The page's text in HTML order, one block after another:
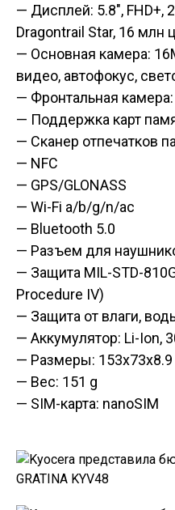
— Дисплей: 5.8″, FHD+,
Dragontrail Star, 16 млн
— Основная камера:
видео, автофокус,
— Фронтальная камера:
— Поддержка карт
— Сканер отпечатков
— NFC
— GPS/GLONASS
— Wi-Fi a/b/g/n/ac
— Bluetooth 5.0
— Разъем для
— Защита MIL-STD-
Procedure IV)
— Защита от влаги,
— Аккумулятор: Li-Ion,
— Размеры:
— Вес: 151 g
— SIM-карта: nanoSIM